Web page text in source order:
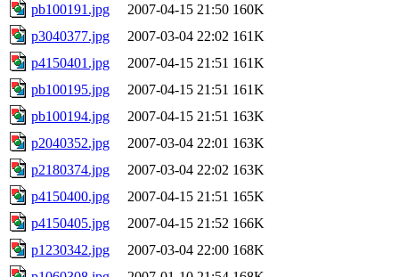
pb100191.jpg
2007-04-15 21:50 160K
p3040377.jpg
2007-03-04 22:02 161K
p4150401.jpg
2007-04-15 21:51 161K
pb100195.jpg
2007-04-15 21:51 161K
pb100194.jpg
2007-04-15 21:51 163K
p2040352.jpg
2007-03-04 22:01 163K
p2180374.jpg
2007-03-04 22:02 163K
p4150400.jpg
2007-04-15 21:51 165K
p4150405.jpg
2007-04-15 21:52 166K
p1230342.jpg
2007-03-04 22:00 168K